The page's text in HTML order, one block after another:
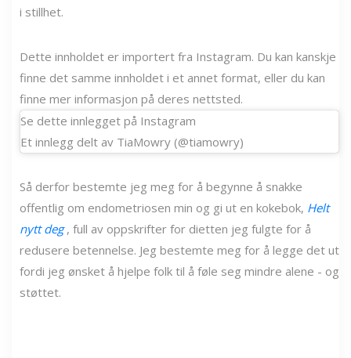
i stillhet.
Dette innholdet er importert fra Instagram. Du kan kanskje
finne det samme innholdet i et annet format, eller du kan
finne mer informasjon på deres nettsted.
Se dette innlegget på Instagram
Et innlegg delt av TiaMowry (@tiamowry)
Så derfor bestemte jeg meg for å begynne å snakke
offentlig om endometriosen min og gi ut en kokebok, Helt
nytt deg , full av oppskrifter for dietten jeg fulgte for å
redusere betennelse. Jeg bestemte meg for å legge det ut
fordi jeg ønsket å hjelpe folk til å føle seg mindre alene - og
støttet.